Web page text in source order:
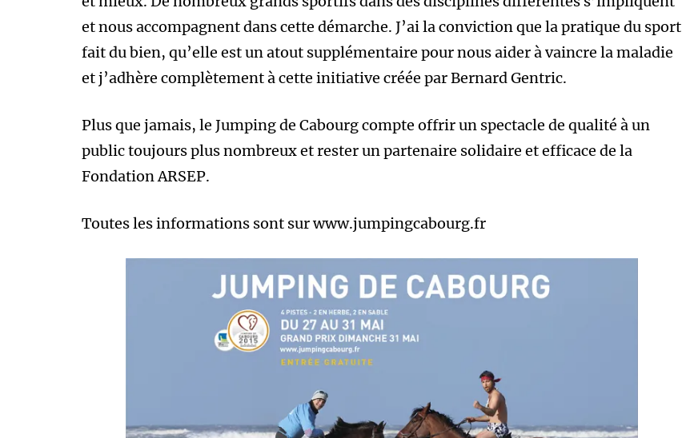
et nous accompagnent dans cette démarche. J’ai la conviction que la pratique du sport
fait du bien, qu’elle est un atout supplémentaire pour nous aider à vaincre la maladie
et j’adhère complètement à cette initiative créée par Bernard Gentric.
Plus que jamais, le Jumping de Cabourg compte offrir un spectacle de qualité à un
public toujours plus nombreux et rester un partenaire solidaire et efficace de la
Fondation ARSEP.
Toutes les informations sont sur www.jumpingcabourg.fr